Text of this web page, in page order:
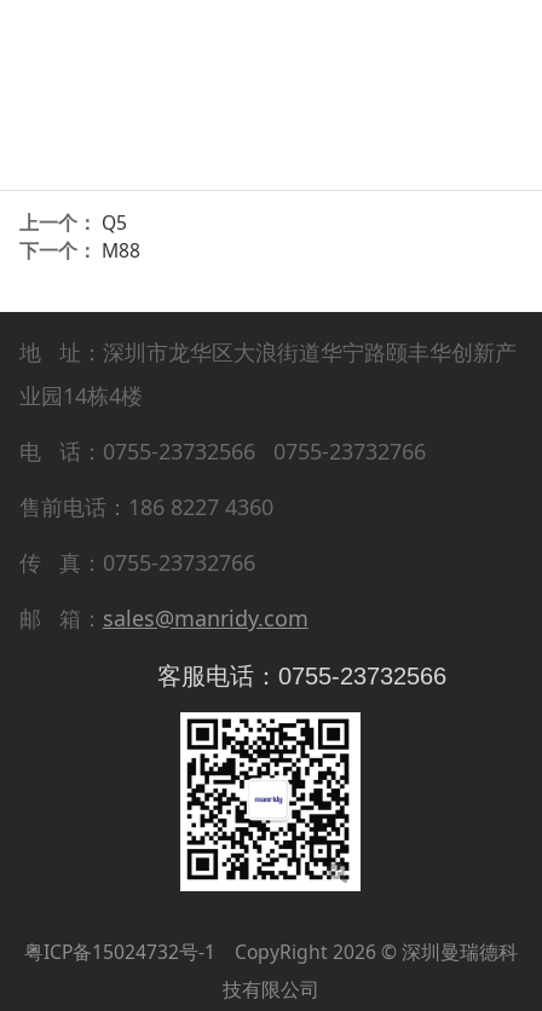
上一个： Q5
下一个： M88
地 址：深圳市龙华区大浪街道华宁路颐丰华创新产
业园14栋4楼
电 话：0755-23732566 0755-23732766
售前电话：186 8227 4360
传 真：0755-23732766
邮 箱： sales@manridy.com
客服电话：0755-23732566
粤ICP备15024732号-1
CopyRight 2026 © 深圳曼瑞德科
技有限公司